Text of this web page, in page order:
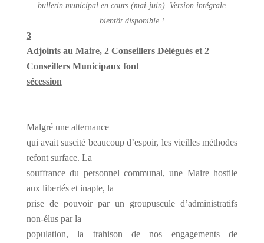
bulletin municipal en cours (mai-juin). Version intégrale
bientôt disponible !
3
Adjoints au Maire, 2 Conseillers Délégués et 2
Conseillers Municipaux font
sécession
Malgré une alternance
qui avait suscité beaucoup d’espoir, les vieilles méthodes
refont surface. La
souffrance du personnel communal, une Maire hostile
aux libertés et inapte, la
prise de pouvoir par un groupuscule d’administratifs
non-élus par la
population, la trahison de nos engagements de